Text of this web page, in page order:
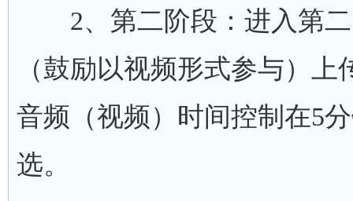
2、第二阶段：进入第二
（鼓励以视频形式参与）上
音频（视频）时间控制在5
选。